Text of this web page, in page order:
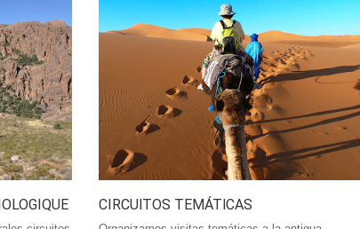
CIRCUITOS TEMÁTICAS